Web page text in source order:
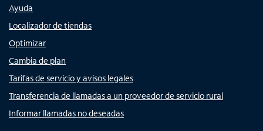
Ayuda
Localizador de tiendas
Optimizar
Cambia de plan
Tarifas de servicio y avisos legales
Transferencia de llamadas a un proveedor de servicio rural
Informar llamadas no deseadas